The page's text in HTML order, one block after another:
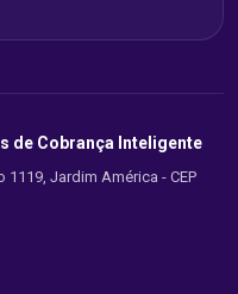
de Cobrança Inteligente
1119, Jardim América - CEP